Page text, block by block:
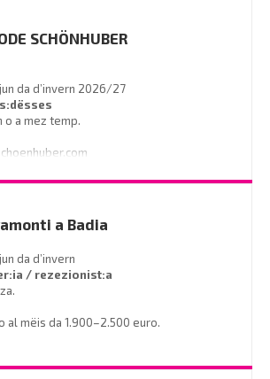
SCHÖNHUBER
da d’invern 2026/27
o a mez temp.
a Badia
da d’invern
/ rezezionist:a
al mëis da 1.900–2.500 euro.